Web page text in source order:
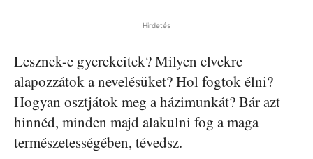
Hirdetés
Lesznek-e gyerekeitek? Milyen elvekre
alapozzátok a nevelésüket? Hol fogtok élni?
Hogyan osztjátok meg a házimunkát? Bár azt
hinnéd, minden majd alakulni fog a maga
természetességében, tévedsz.